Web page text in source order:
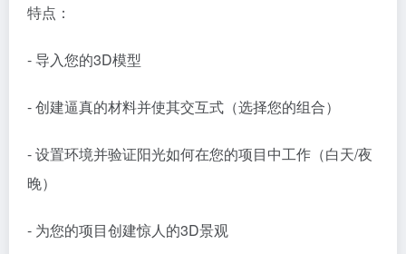
特点：
- 导入您的3D模型
- 创建逼真的材料并使其交互式（选择您的组合）
- 设置环境并验证阳光如何在您的项目中工作（白天/夜
晚）
- 为您的项目创建惊人的3D景观